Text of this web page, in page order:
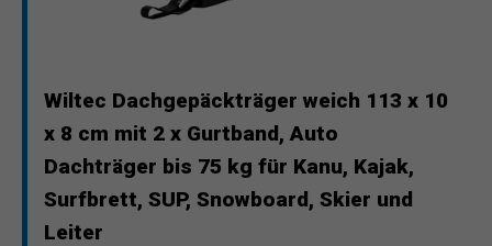
Wiltec Dachgepäckträger weich 113 x 10
x 8 cm mit 2 x Gurtband, Auto
Dachträger bis 75 kg für Kanu, Kajak,
Surfbrett, SUP, Snowboard, Skier und
Leiter